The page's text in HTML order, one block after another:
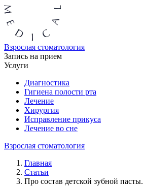
Взрослая стоматология
Запись на прием
Услуги
Диагностика
Гигиена полости рта
Лечение
Хирургия
Исправление прикуса
Лечение во сне
Взрослая стоматология
Главная
Статьи
Про состав детской зубной пасты.